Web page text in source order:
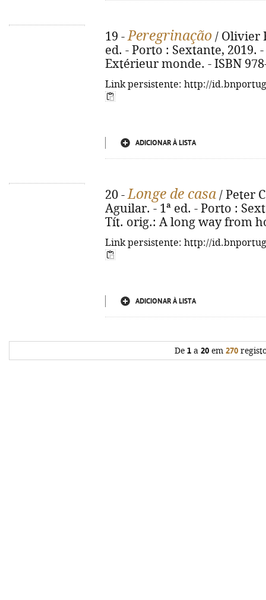
19 -Peregrinação / Olivier
ed. - Porto : Sextante, 2019.
Extérieur monde. - ISBN
Link persistente: http://
ADICIONAR À LISTA
20 -Longe de casa / Peter
Aguilar. - 1ª ed. - Porto :
Tít. orig.: A long way from
Link persistente: http://
ADICIONAR À LISTA
De 1 a 20 em 270